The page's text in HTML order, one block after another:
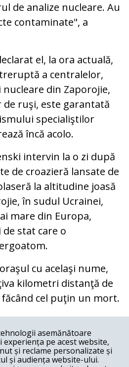
de analize nucleare. Au
contaminate", a
el, la ora actuală,
a centralelor,
din Zaporojie,
ruşi, este garantată
specialiştilor
încă acolo.
intervin la o zi după
de croazieră lansate de
la altitudine joasă
în sudul Ucrainei,
mare din Europa,
stat care o
cu acelaşi nume,
kilometri distanţă de
cel puţin un mort.
asemănătoare
pe acest website,
și reclame personalizate și
și audiența website-ului.